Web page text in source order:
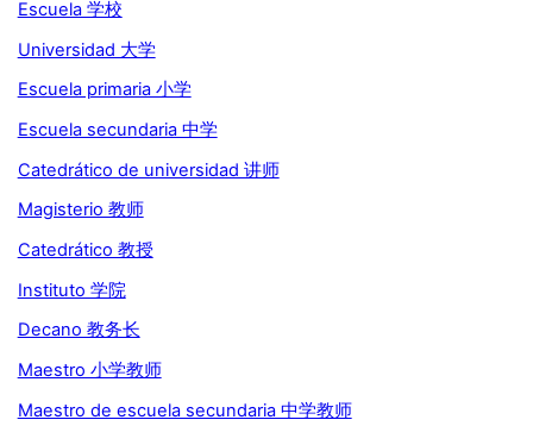
Escuela 学校
Universidad 大学
Escuela primaria 小学
Escuela secundaria 中学
Catedrático de universidad 讲师
Magisterio 教师
Catedrático 教授
Instituto 学院
Decano 教务长
Maestro 小学教师
Maestro de escuela secundaria 中学教师